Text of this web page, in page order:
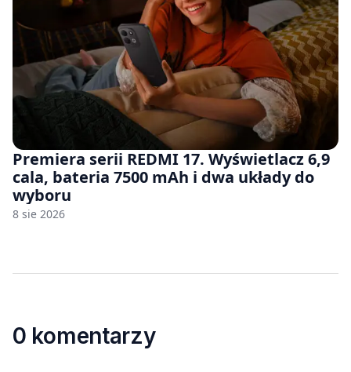
Premiera serii REDMI 17. Wyświetlacz 6,9
cala, bateria 7500 mAh i dwa układy do
wyboru
8 sie 2026
0 komentarzy